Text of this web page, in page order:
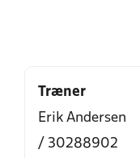
Træner
Erik Andersen
/ 30288902